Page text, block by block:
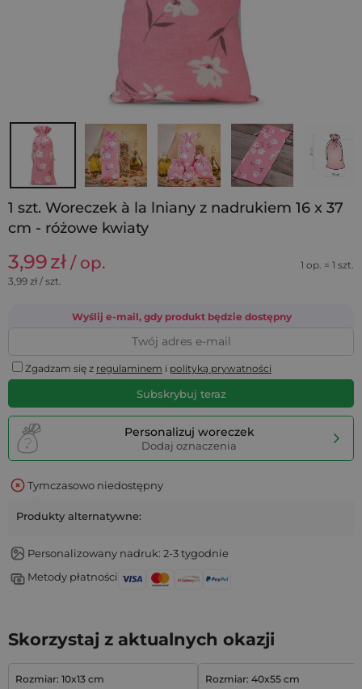
1 szt. Woreczek à la lniany z nadrukiem 16 x 37
cm - różowe kwiaty
3,99zł / op.
1 op. = 1 szt.
3,99 zł / szt.
Wyślij e-mail, gdy produkt będzie dostępny
Zgadzam się z regulaminem i polityką prywatności
Subskrybuj teraz
Personalizuj woreczek
Dodaj oznaczenia
Tymczasowo niedostępny
Produkty alternatywne:
Personalizowany nadruk: 2-3 tygodnie
Metody płatności
Skorzystaj z aktualnych okazji
Rozmiar: 10x13 cm
Rozmiar: 40x55 cm